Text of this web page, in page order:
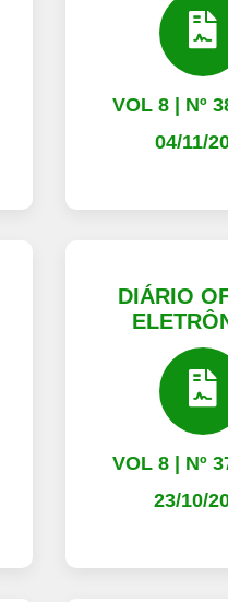
VOL 8 | Nº
04/11/
DIÁRIO
VOL 8 | Nº
23/10/